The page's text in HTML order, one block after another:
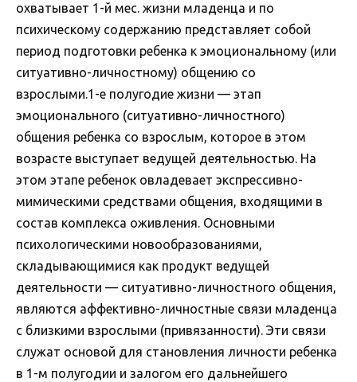
охватывает 1-й мес. жизни младенца и по
психическому содержанию представляет собой
период подготовки ребенка к эмоциональному (или
ситуативно-личностному) общению со
взрослыми.1-е полугодие жизни — этап
эмоционального (ситуативно-личностного)
общения ребенка со взрослым, которое в этом
возрасте выступает ведущей деятельностью. На
этом этапе ребенок овладевает экспрессивно-
мимическими средствами общения, входящими в
состав комплекса оживления. Основными
психологическими новообразованиями,
складывающимися как продукт ведущей
деятельности — ситуативно-личностного общения,
являются аффективно-личностные связи младенца
с близкими взрослыми (привязанности). Эти связи
служат основой для становления личности ребенка
в 1-м полугодии и залогом его дальнейшего